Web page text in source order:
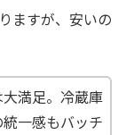
ますが、安いの
満足。冷蔵庫
一感もバッチ